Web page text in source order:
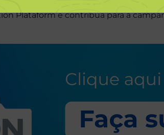
Plataform e contribua para a